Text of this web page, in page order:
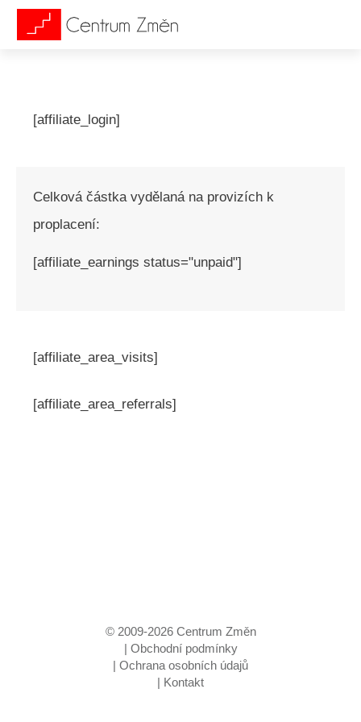
[affiliate_login]
Celková částka vydělaná na provizích k
proplacení:
[affiliate_earnings status="unpaid"]
[affiliate_area_visits]
[affiliate_area_referrals]
© 2009-2026 Centrum Změn
| Obchodní podmínky
| Ochrana osobních údajů
| Kontakt